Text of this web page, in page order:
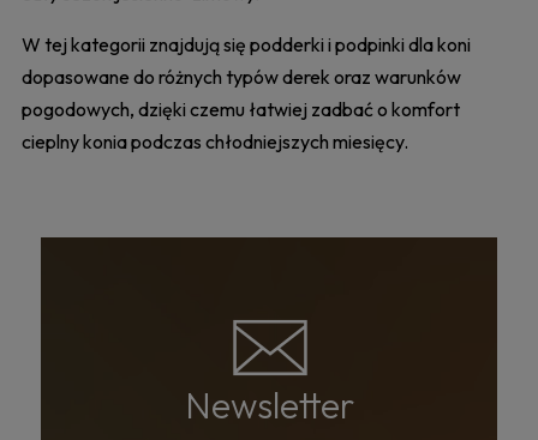
W tej kategorii znajdują się podderki i podpinki dla koni
dopasowane do różnych typów derek oraz warunków
pogodowych, dzięki czemu łatwiej zadbać o komfort
cieplny konia podczas chłodniejszych miesięcy.
Newsletter